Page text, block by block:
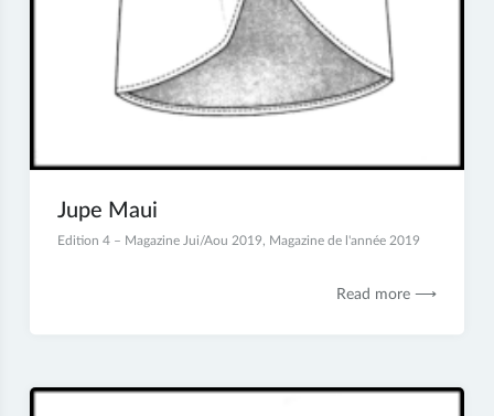
Jupe Maui
13
Edition 4 – Magazine Jui/Aou 2019, Magazine de l'année 2019
Read more ⟶